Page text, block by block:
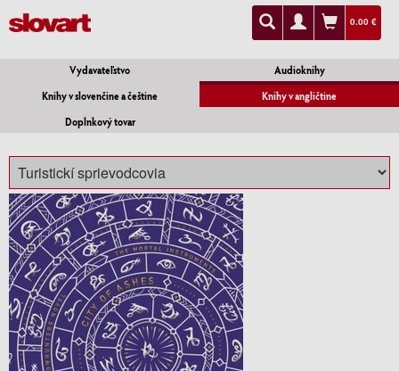
0.00 €
Vydavateľstvo
Audioknihy
Knihy v slovenčine a češtine
Knihy v angličtine
Doplnkový tovar